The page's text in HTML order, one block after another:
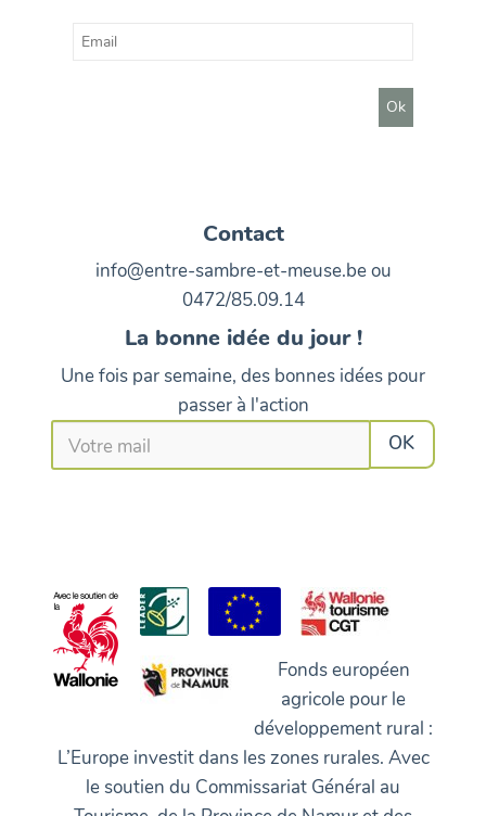
Contact
info@entre-sambre-et-meuse.be ou
0472/85.09.14
La bonne idée du jour !
Une fois par semaine, des bonnes idées pour
passer à l'action
Fonds européen
agricole pour le
développement rural :
L’Europe investit dans les zones rurales. Avec
le soutien du Commissariat Général au